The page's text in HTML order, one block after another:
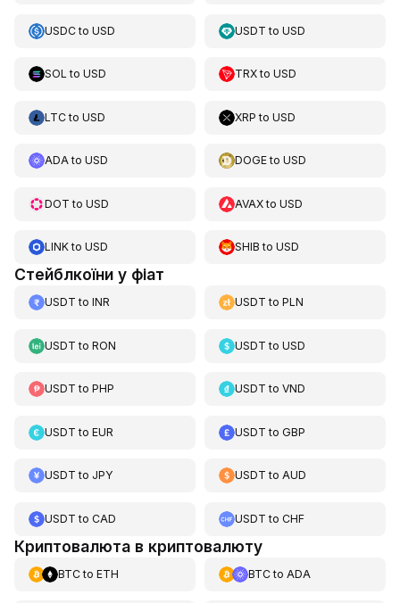
USDCto USD USDT toUSD
SOL to USD TRXtoUSD
LTCto USD XRP toUSD
ADAto USD DOGEtoUSD
DOT to USD AVAXtoUSD
LINKto USD SHIB toUSD
Стейблкоїни у фіат
USDT to INR USDT toPLN
USDT to RON USDT toUSD
USDT to PHP USDT toVND
USDT to EUR USDT toGBP
USDT to JPY USDT toAUD
USDT to CAD USDT toCHF
Криптовалюта в криптовалюту
BTCto ETH BTCto ADA